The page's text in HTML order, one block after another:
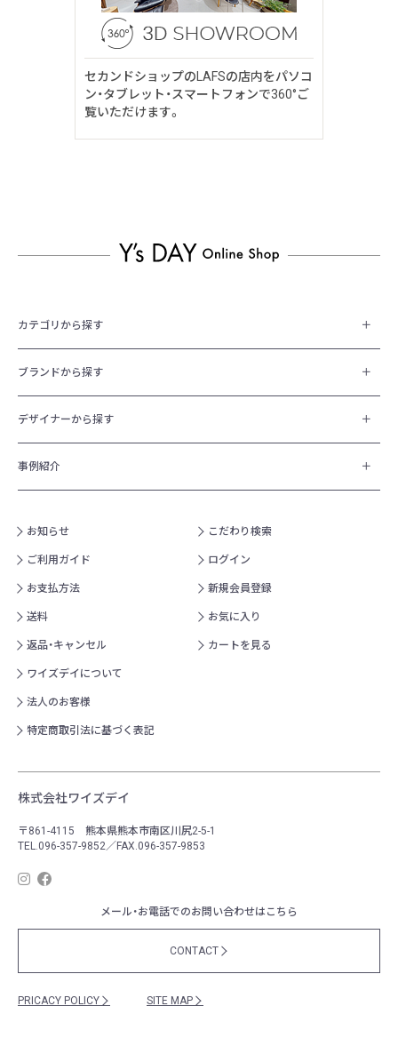
セカンドショップのLAFSの店内をパソコ
ン・タブレット・スマートフォンで360°ご
覧いただけます。
カテゴリから探す
ブランドから探す
デザイナーから探す
事例紹介
お知らせ
ご利用ガイド
お支払方法
送料
返品・キャンセル
ワイズデイについて
法人のお客様
特定商取引法に基づく表記
こだわり検索
ログイン
新規会員登録
お気に入り
カートを見る
株式会社ワイズデイ
〒861-4115 熊本県熊本市南区川尻2-5-1
TEL.096-357-9852／FAX.096-357-9853
メール・お電話でのお問い合わせはこちら
CONTACT
PRICACY POLICY SITE MAP